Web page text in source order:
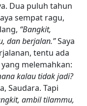
Dua puluh tahun
sempat ragu,
“Bangkit,
dan berjalan.”Saya
tentu ada
melemahkan:
kalau tidak jadi?
Saudara. Tapi
ambil tilammu,